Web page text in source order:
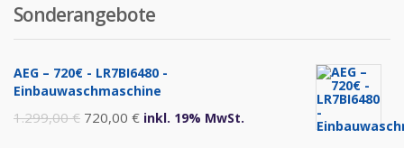
Sonderangebote
AEG – 720€ - LR7BI6480 -
Einbauwaschmaschine
1.299,00€ Ursprünglicher
720,00 €Aktueller
inkl. 19% MwSt.